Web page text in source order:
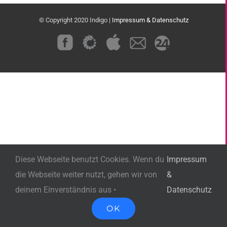
© Copyright 2020 Indigo | Impressum & Datenschutz
Benutzerdefiniert
Benutzerdefiniert
Benutzerdefiniert
Benutzerdefiniert
Benutzerdefiniert
Diese Webseite benutzt Cookies. Wenn du
die Webseite weiter nutzt, gehen wir von
deinem Einverständnis aus •
Impressum
&
Datenschutz
OK